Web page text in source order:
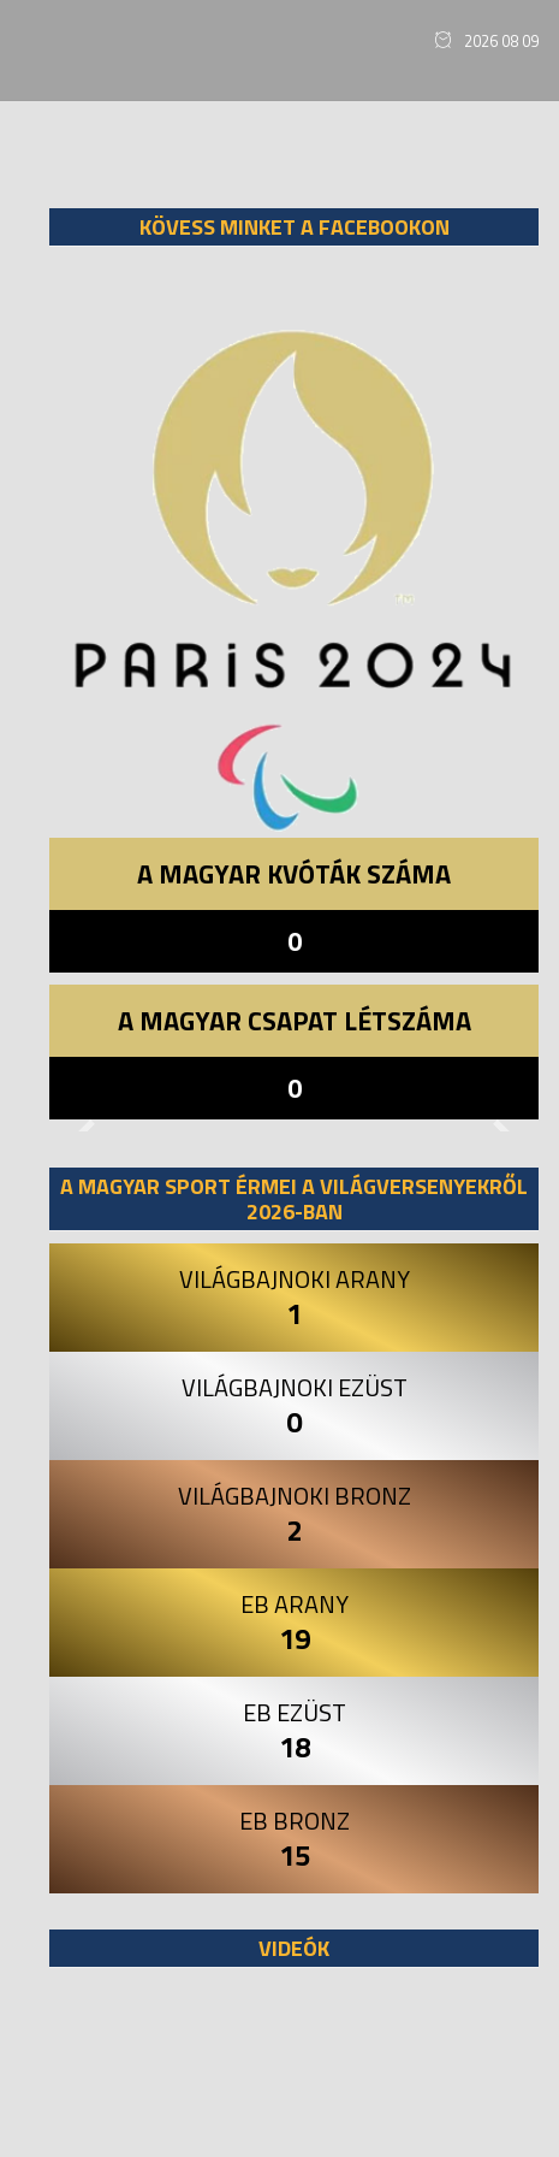
2026 08 09
KÖVESS MINKET A FACEBOOKON
A MAGYAR KVÓTÁK SZÁMA
0
A MAGYAR CSAPAT LÉTSZÁMA
0
A MAGYAR SPORT ÉRMEI A VILÁGVERSENYEKRŐL
2026-BAN
VILÁGBAJNOKI ARANY
1
VILÁGBAJNOKI EZÜST
0
VILÁGBAJNOKI BRONZ
2
EB ARANY
19
EB EZÜST
18
EB BRONZ
15
VIDEÓK